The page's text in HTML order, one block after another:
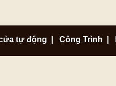
tự động Công Trình